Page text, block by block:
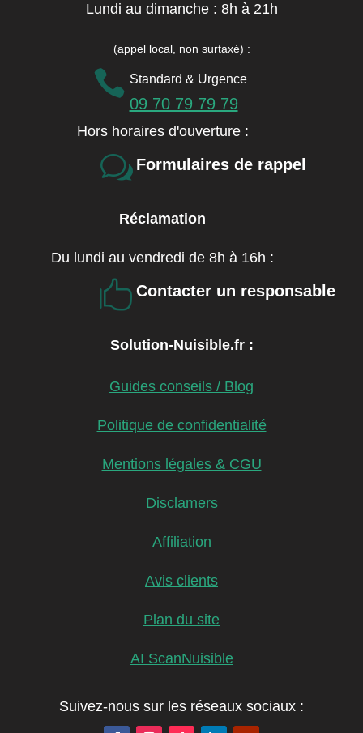
Lundi au dimanche : 8h à 21h
(appel local, non surtaxé) :
 Standard & Urgence
09 70 79 79 79
Hors horaires d'ouverture :
w Formulaires de rappel
Réclamation
Du lundi au vendredi de 8h à 16h :
 Contacter un responsable
Solution-Nuisible.fr :
Guides conseils / Blog
Politique de confidentialité
Mentions légales & CGU
Disclamers
Affiliation
Avis clients
Plan du site
AI ScanNuisible
Suivez-nous sur les réseaux sociaux :